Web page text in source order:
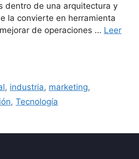
dentro de una arquitectura y
la convierte en herramienta
de operaciones … Leer
, industria, marketing,
, Tecnología